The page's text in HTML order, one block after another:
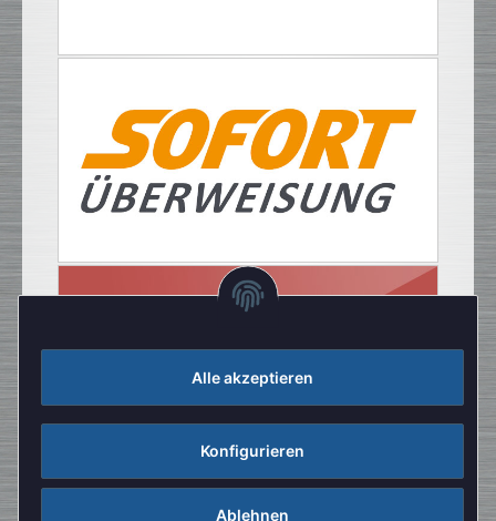
Alle akzeptieren
Konfigurieren
Ablehnen